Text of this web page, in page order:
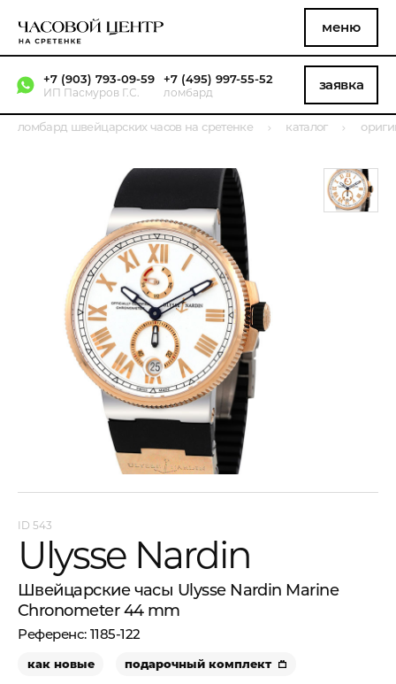
меню
+7 (903) 793-09-59
ИП Пасмуров Г.С.
+7 (495) 997-55-52
ломбард заявка
ломбард швейцарских часов на сретенке каталог
543
Ulysse Nardin
Швейцарские часы Ulysse Nardin Marine
Chronometer 44 mm
1185-122
как новые подарочный комплект